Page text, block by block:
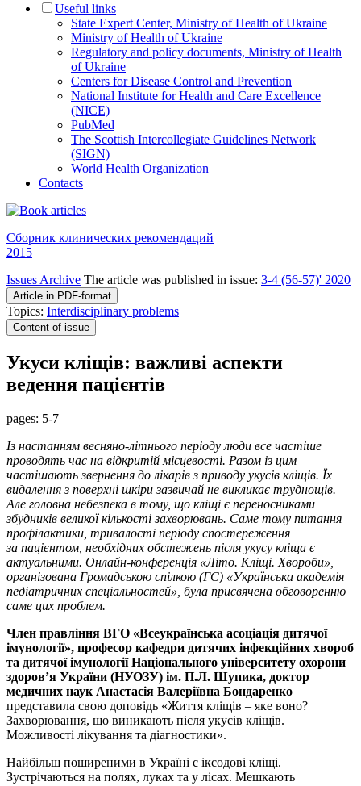
Useful links
State Expert Center, Ministry of Health of Ukraine
Ministry of Health of Ukraine
Regulatory and policy documents, Ministry of Health
of Ukraine
Centers for Disease Control and Prevention
National Institute for Health and Care Excellence
(NICE)
PubMed
The Scottish Intercollegiate Guidelines Network
(SIGN)
World Health Organization
Contacts
Сборник клинических рекомендаций
2015
Issues Archive The article was published in issue: 3-4 (56-57)' 2020
Article in PDF-format
Topics: Interdisciplinary problems
Content of issue
Укуси кліщів: важливі аспекти
ведення пацієнтів
pages: 5-7
Із настанням весняно-літнього періоду люди все частіше
проводять час на відкритій місцевості. Разом із цим
частішають звернення до лікарів з приводу укусів кліщів. Їх
видалення з поверхні шкіри зазвичай не викликає труднощів.
Але головна небезпека в тому, що кліщі є переносниками
збудників великої кількості захворювань. Саме тому питання
профілактики, тривалості періоду спостереження
за пацієнтом, необхідних обстежень після укусу кліща є
актуальними. Онлайн-конференція «Літо. Кліщі. Хвороби»,
організована Громадською спілкою (ГС) «Українська академія
педіатричних спеціальностей», була присвячена обговоренню
саме цих проблем.
Член правління ВГО «Всеукраїн­ська асоціація дитячої
імунології», професор кафедри дитячих інфекційних хвороб
та дитячої імунологіїНаціонального університету охорони
здоров’я України (НУОЗУ) ім. П.Л. Шупика, доктор
медичних наук Анастасія Валеріївна ­Бондаренко
представила свою доповідь «Життя кліщів – яке воно?
Захворювання, що виникають після укусів кліщів.
Можливості лікування та діагностики».
Найбільш поширеними в Україні є іксодові кліщі.
Зустрічаються на полях, луках та у лісах. Мешкають